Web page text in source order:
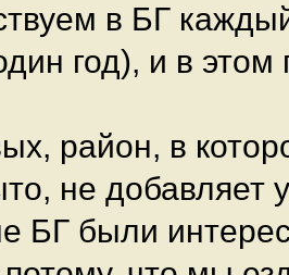
в БГ
год), и в
район, в
не добавляет
БГ были